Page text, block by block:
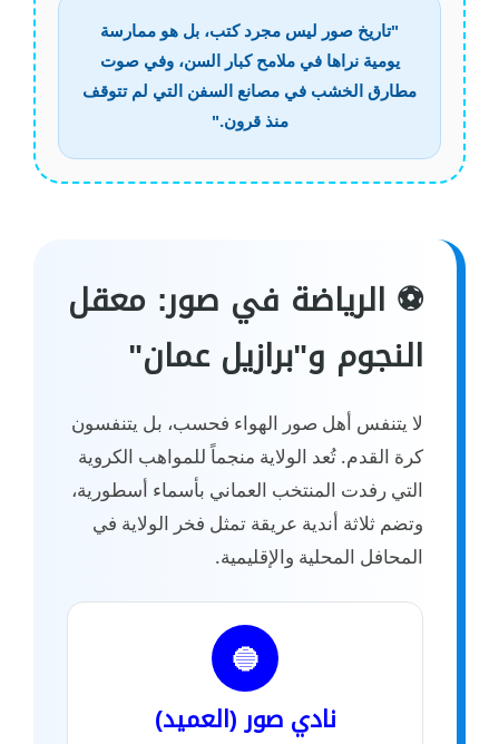
"تاريخ صور ليس مجرد كتب، بل هو ممارسة
يومية نراها في ملامح كبار السن، وفي صوت
مطارق الخشب في مصانع السفن التي لم تتوقف
منذ قرون."
⚽ الرياضة في صور: معقل
النجوم و"برازيل عمان"
لا يتنفس أهل صور الهواء فحسب، بل يتنفسون
كرة القدم. تُعد الولاية منجماً للمواهب الكروية
التي رفدت المنتخب العماني بأسماء أسطورية،
وتضم ثلاثة أندية عريقة تمثل فخر الولاية في
المحافل المحلية والإقليمية.
🔵
نادي صور (العميد)